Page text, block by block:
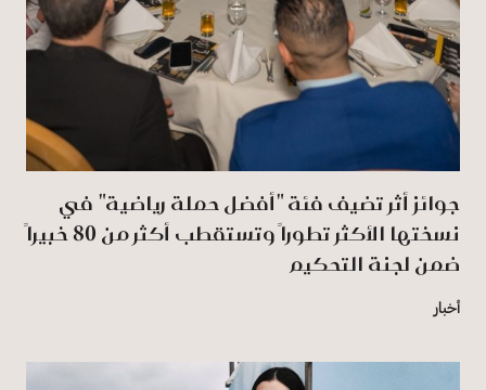
جوائز أثر تضيف فئة "أفضل حملة رياضية" في
نسختها الأكثر تطوراً وتستقطب أكثر من 80 خبيراً
ضمن لجنة التحكيم
أخبار